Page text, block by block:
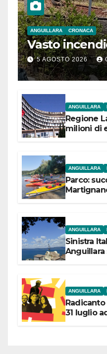
ANGUILLARA CRONACA
Vasto
5 AGOSTO 2026
ANGUILLARA
Regione
milioni di
ANGUILLARA
Parco:
ANGUILLARA
Sinistra
Anguillara
ANGUILLARA
31 luglio